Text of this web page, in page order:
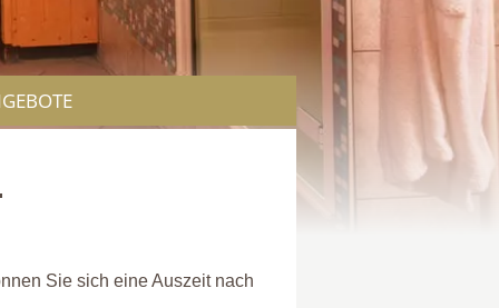
Sie sich eine Auszeit nach